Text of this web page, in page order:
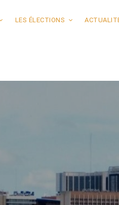
LES ÉLECTIONS